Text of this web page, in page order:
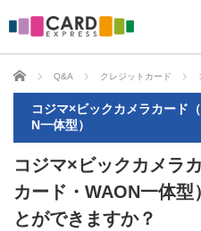
CARD EXPRESS
Q&A クレジットカード
コジマ×ビックカメラカード
N一体型）
コジマ×ビックカメラ
カード・WAON一体型
とができますか？